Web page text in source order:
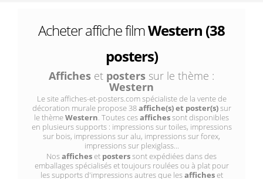
Acheter affiche filmWestern (38
posters)
Affiches et posters sur le thème :
Western
Le site affiches-et-posters.com spécialiste de la vente de
décoration murale propose 38affiche(s) et poster(s)sur
le thèmeWestern. Toutes cesaffichessont disponibles
en plusieurs supports : impressions sur toiles, impressions
sur bois, impressions sur alu, impressions sur forex,
impressions sur plexiglass...
Nosafficheset posterssont expédiées dans des
emballages spécialisés et toujours roulées ou à plat pour
les supports d'impressions autres que lesafficheset